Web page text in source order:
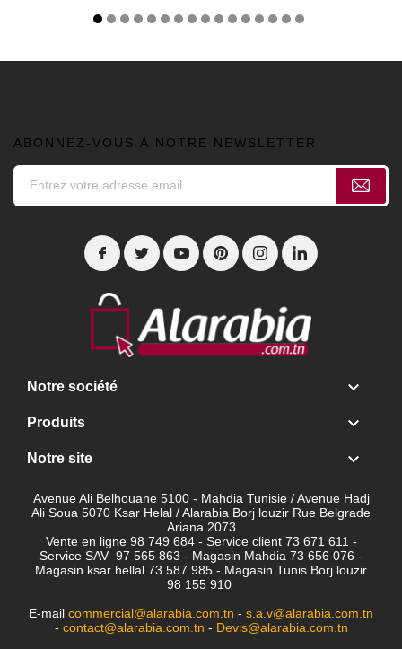
ABONNEZ-VOUS À NOTRE NEWSLETTER
Notre société 
Produits 
Notre site 
Avenue Ali Belhouane 5100 - Mahdia Tunisie / Avenue Hadj
Ali Soua 5070 Ksar Helal / Alarabia Borj louzir Rue Belgrade
Ariana 2073
Vente en ligne 98 749 684 - Service client 73 671 611 -
Service SAV 97 565 863 - Magasin Mahdia 73 656 076 -
Magasin ksar hellal 73 587 985 - Magasin Tunis Borj louzir
98 155 910
E-mail commercial@alarabia.com.tn - s.a.v@alarabia.com.tn
- contact@alarabia.com.tn - Devis@alarabia.com.tn